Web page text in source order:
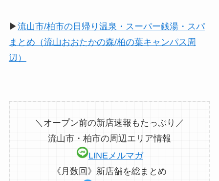
▶︎流山市/柏市の日帰り温泉・スーパー銭湯・スパ
まとめ（流山おおたかの森/柏の葉キャンパス周
辺）
＼オープン前の新店速報もたっぷり／
流山市・柏市の周辺エリア情報
LINEメルマガ
《月数回》新店舗を総まとめ